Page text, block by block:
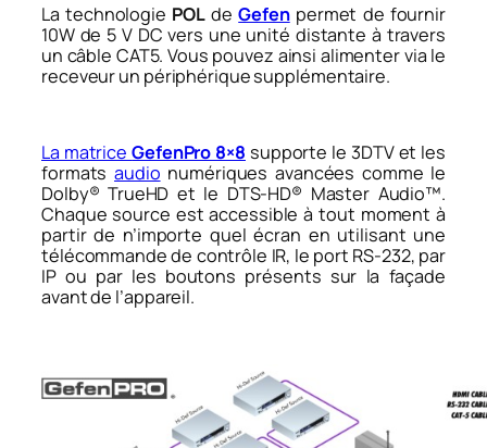
La technologie POLdeGefen permet de fournir
10W de 5 V DC vers une unité distante à travers
un câble CAT5. Vous pouvez ainsi alimenter via le
receveur un périphérique supplémentaire.
La matriceGefenPro 8×8 supporte le 3DTV et les
formatsaudio numériques avancées comme le
Dolby® TrueHD et le DTS-HD® Master Audio™.
Chaque source est accessible à tout moment à
partir de n’importe quel écran en utilisant une
télécommande de contrôle IR, le port RS-232, par
IP ou par les boutons présents sur la façade
avant de l’appareil.